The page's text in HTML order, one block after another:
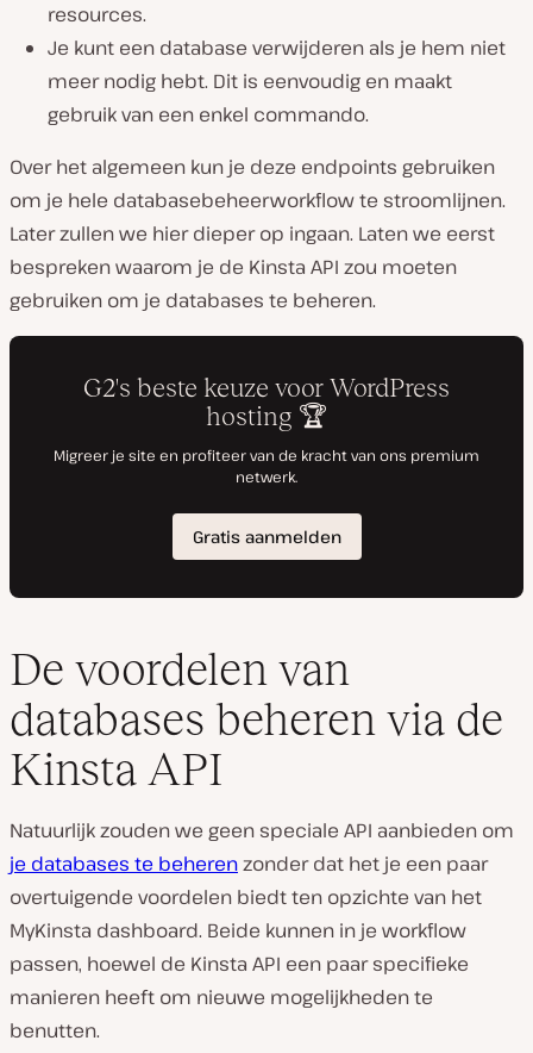
resources.
Je kunt een database verwijderen als je hem niet
meer nodig hebt. Dit is eenvoudig en maakt
gebruik van een enkel commando.
Over het algemeen kun je deze endpoints gebruiken
om je hele databasebeheerworkflow te stroomlijnen.
Later zullen we hier dieper op ingaan. Laten we eerst
bespreken waarom je de Kinsta API zou moeten
gebruiken om je databases te beheren.
De voordelen van
databases beheren via de
Kinsta API
Natuurlijk zouden we geen speciale API aanbieden om
je databases te beherenzonder dat het je een paar
overtuigende voordelen biedt ten opzichte van het
MyKinsta dashboard. Beide kunnen in je workflow
passen, hoewel de Kinsta API een paar specifieke
manieren heeft om nieuwe mogelijkheden te
benutten.